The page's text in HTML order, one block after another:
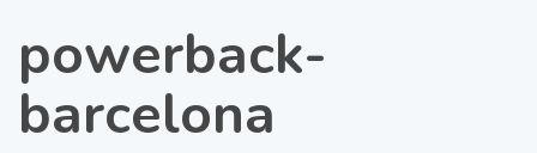
powerback-
barcelona